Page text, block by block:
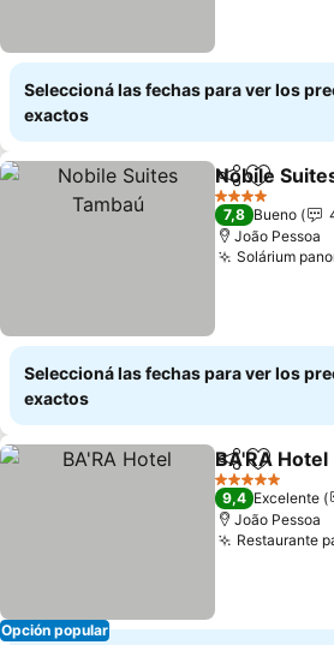
Seleccioná las fechas para ver los
exactos
Compartir
Añadir
Nobile
4 Estrellas
7,8 Bueno
João Pessoa
Solárium
Seleccioná las fechas para ver los
exactos
Opción popular
Compartir
Añadir
BA'RA Hotel
5 Estrellas
9,4 Excelente
João Pessoa
Restaurante